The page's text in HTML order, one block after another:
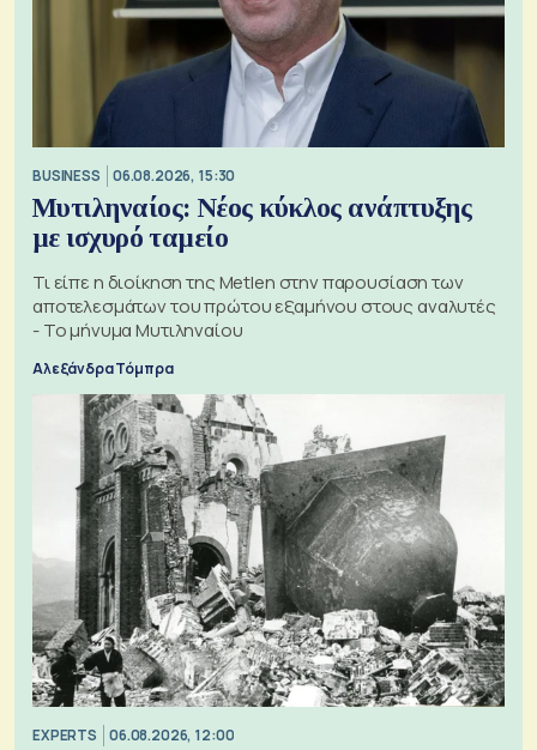
BUSINESS 06.08.2026, 15:30
Μυτιληναίος: Νέος κύκλος ανάπτυξης
με ισχυρό ταμείο
Τι είπε η διοίκηση της Metlen στην παρουσίαση των
αποτελεσμάτων του πρώτου εξαμήνου στους αναλυτές
- Το μήνυμα Μυτιληναίου
Αλεξάνδρα Τόμπρα
EXPERTS 06.08.2026, 12:00